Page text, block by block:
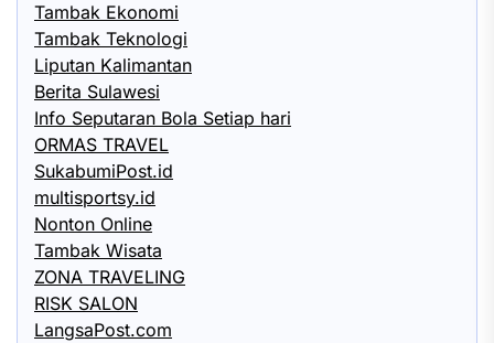
Tambak Ekonomi
Tambak Teknologi
Liputan Kalimantan
Berita Sulawesi
Info Seputaran Bola Setiap hari
ORMAS TRAVEL
SukabumiPost.id
multisportsy.id
Nonton Online
Tambak Wisata
ZONA TRAVELING
RISK SALON
LangsaPost.com